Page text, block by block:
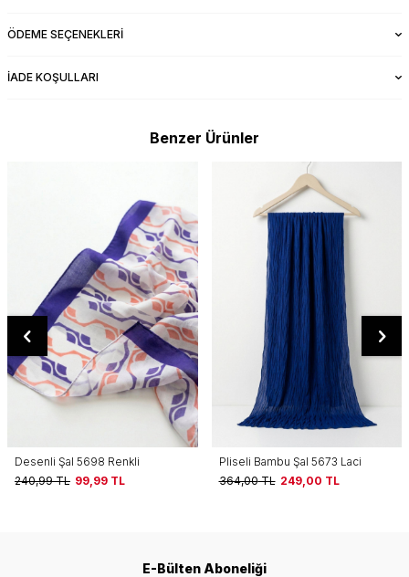
ÖDEME SEÇENEKLERI
İADE KOŞULLARI
Benzer Ürünler
Pliseli Bambu Şal 5673 Laci
364,00TL 249,00TL
Pliseli Bambu Şal 5673 Koyu
Vizon
E-Bülten Aboneliği